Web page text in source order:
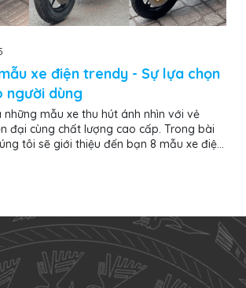
xe điện trendy - Sự lựa chọn
người dùng
những mẫu xe thu hút ánh nhìn với vẻ
đại cùng chất lượng cao cấp. Trong bài
tôi sẽ giới thiệu đến bạn 8 mẫu xe điện
mã” ưng ý, nổi bật khi di chuyển trên
đạp điện trendy ấn tượng nhất năm 2025